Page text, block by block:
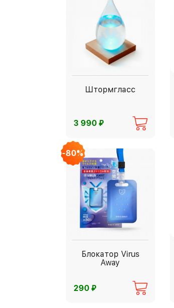
Штормгласс
3 990 ⃏
-80%
Блокатор Virus
Away
290 ⃏